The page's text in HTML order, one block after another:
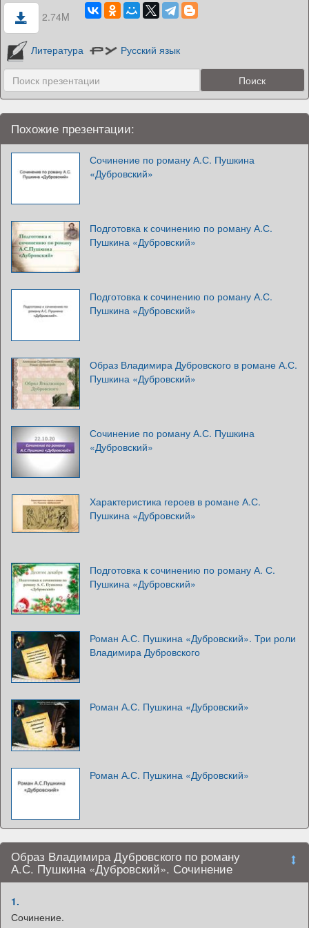
2.74M
Литература Русский язык
Похожие презентации:
Сочинение по роману А.С. Пушкина
«Дубровский»
Подготовка к сочинению по роману А.С.
Пушкина «Дубровский»
Подготовка к сочинению по роману А.С.
Пушкина «Дубровский»
Образ Владимира Дубровского в романе А.С.
Пушкина «Дубровский»
Сочинение по роману А.С. Пушкина
«Дубровский»
Характеристика героев в романе А.С.
Пушкина «Дубровский»
Подготовка к сочинению по роману А. С.
Пушкина «Дубровский»
Роман А.С. Пушкина «Дубровский». Три роли
Владимира Дубровского
Роман А.С. Пушкина «Дубровский»
Роман А.С. Пушкина «Дубровский»
Образ Владимира Дубровского по роману
А.С. Пушкина «Дубровский». Сочинение
1.
Сочинение.